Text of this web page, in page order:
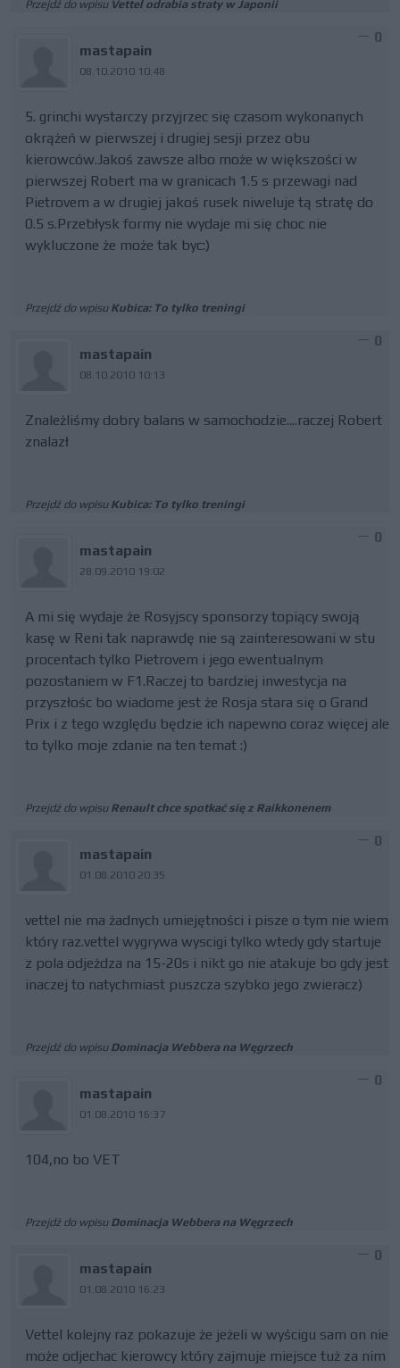
Przejdź do wpisu Vettel odrabia straty w Japonii
mastapain
08.10.2010 10:48
0
5. grinchi wystarczy przyjrzec się czasom wykonanych
okrążeń w pierwszej i drugiej sesji przez obu
kierowców.Jakoś zawsze albo może w większości w
pierwszej Robert ma w granicach 1.5 s przewagi nad
Pietrovem a w drugiej jakoś rusek niweluje tą stratę do
0.5 s.Przebłysk formy nie wydaje mi się choc nie
wykluczone że może tak byc:)
Przejdź do wpisu Kubica: To tylko treningi
mastapain
08.10.2010 10:13
0
Znależliśmy dobry balans w samochodzie....raczej Robert
znalazł
Przejdź do wpisu Kubica: To tylko treningi
mastapain
28.09.2010 19:02
0
A mi się wydaje że Rosyjscy sponsorzy topiący swoją
kasę w Reni tak naprawdę nie są zainteresowani w stu
procentach tylko Pietrovem i jego ewentualnym
pozostaniem w F1.Raczej to bardziej inwestycja na
przyszłośc bo wiadome jest że Rosja stara się o Grand
Prix i z tego względu będzie ich napewno coraz więcej ale
to tylko moje zdanie na ten temat :)
Przejdź do wpisu Renault chce spotkać się z Raikkonenem
mastapain
01.08.2010 20:35
0
vettel nie ma żadnych umiejętności i pisze o tym nie wiem
który raz.vettel wygrywa wyscigi tylko wtedy gdy startuje
z pola odjeżdza na 15-20s i nikt go nie atakuje bo gdy jest
inaczej to natychmiast puszcza szybko jego zwieracz)
Przejdź do wpisu Dominacja Webbera na Węgrzech
mastapain
01.08.2010 16:37
0
104,no bo VET
Przejdź do wpisu Dominacja Webbera na Węgrzech
mastapain
01.08.2010 16:23
0
Vettel kolejny raz pokazuje że jeżeli w wyścigu sam on nie
może odjechac kierowcy który zajmuje miejsce tuż za nim